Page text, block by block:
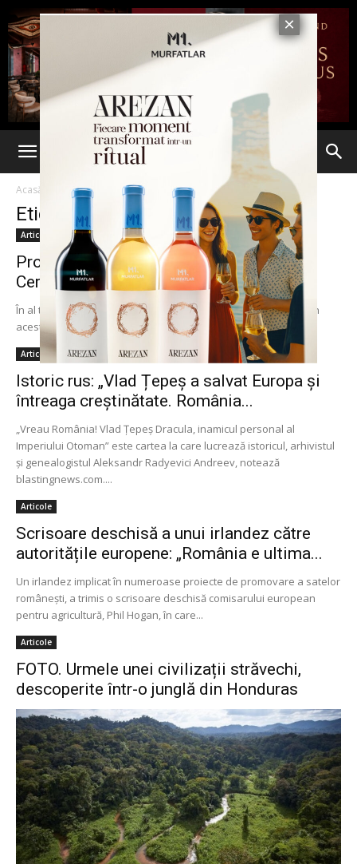
Acasă Etichete Civilizatie
Etichetă: civilizatie
Articole
Programul Zilelor Nordului la Ipotești și
Cernăuți
În al treilea an de la lansare, festivalul Zilele Nordului ajunge în
acest an și în Botoșani și Cernăuți. „La această ediție avem în...
Articole
Istoric rus: „Vlad Țepeș a salvat Europa și
întreaga creștinătate. România...
„Vreau România! Vlad Ţepeş Dracula, inamicul personal al
Imperiului Otoman” este cartea la care lucrează istoricul, arhivistul
și genealogistul Aleksandr Radyevici Andreev, notează
blastingnews.com....
Articole
Scrisoare deschisă a unui irlandez către
autoritățile europene: „România e ultima...
Un irlandez implicat în numeroase proiecte de promovare a satelor
româneşti, a trimis o scrisoare deschisă comisarului european
pentru agricultură, Phil Hogan, în care...
Articole
FOTO. Urmele unei civilizații străvechi,
descoperite într-o junglă din Honduras